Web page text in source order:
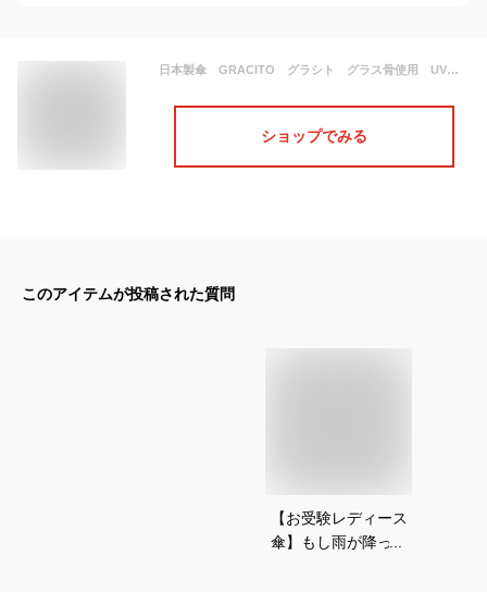
日本製傘 GRACITO グラシト グラス骨使用 UVカット加工 甲州織先染 レディース 折り畳み傘 上品なペイズリー＆バラ柄 冠婚葬祭 フォーマル オールマイティに使えるデザイン 26189
ショップでみる
このアイテムが投稿された質問
【お受験レディース
傘】もし雨が降った